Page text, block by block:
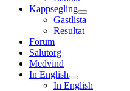
Kappsegling
Gastlista
Resultat
Forum
Salutorg
Medvind
In English
In English